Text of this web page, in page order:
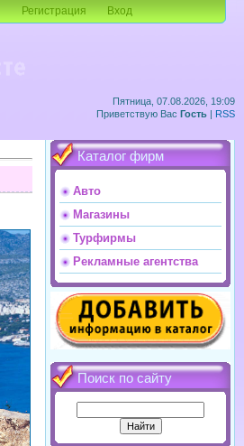
Пятница, 07.08.2026, 19:09
Приветствую Вас Гость | RSS
Регистрация Вход
Каталог фирм
Авто
Магазины
Турфирмы
Рекламные агентства
Поиск по сайту